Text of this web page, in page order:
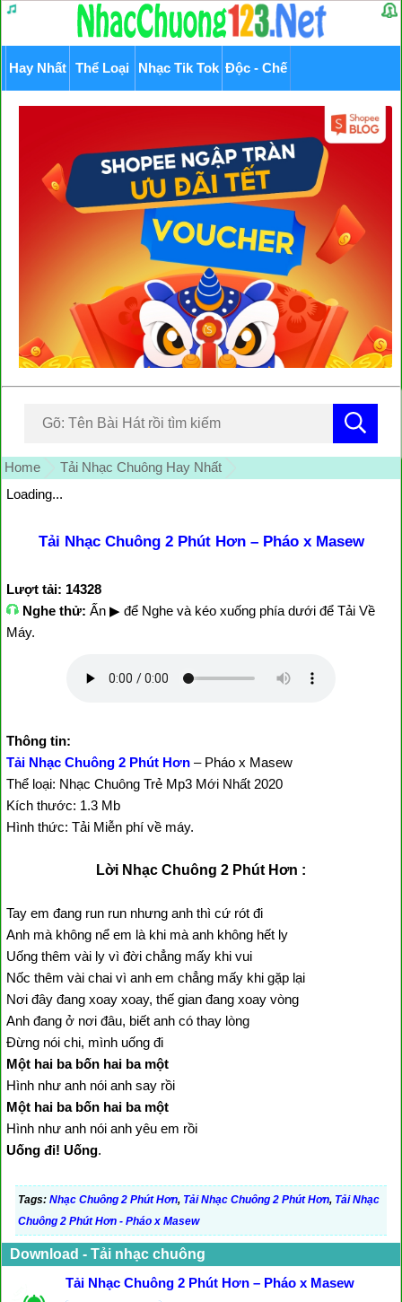
Hay Nhất Thể Loại Nhạc Tik Tok Độc - Chế
Home
Tải Nhạc Chuông Hay Nhất
Loading...
Tải Nhạc Chuông 2 Phút Hơn – Pháo x Masew
Lượt tải: 14328
Nghe thử: Ấn ▶ để Nghe và kéo xuống phía dưới để Tải Về
Máy.
Thông tin:
Tải Nhạc Chuông 2 Phút Hơn – Pháo x Masew
Thể loại: Nhạc Chuông Trẻ Mp3 Mới Nhất 2020
Kích thước: 1.3 Mb
Hình thức: Tải Miễn phí về máy.
Lời Nhạc Chuông 2 Phút Hơn :
Tay em đang run run nhưng anh thì cứ rót đi
Anh mà không nể em là khi mà anh không hết ly
Uống thêm vài ly vì đời chẳng mấy khi vui
Nốc thêm vài chai vì anh em chẳng mấy khi gặp lại
Nơi đây đang xoay xoay, thế gian đang xoay vòng
Anh đang ở nơi đâu, biết anh có thay lòng
Đừng nói chi, mình uống đi
Một hai ba bốn hai ba một
Hình như anh nói anh say rồi
Một hai ba bốn hai ba một
Hình như anh nói anh yêu em rồi
Uống đi! Uống.
Tags: Nhạc Chuông 2 Phút Hơn, Tải Nhạc Chuông 2 Phút Hơn, Tải Nhạc
Chuông 2 Phút Hơn - Pháo x Masew
Download - Tải nhạc chuông
Tải Nhạc Chuông 2 Phút Hơn – Pháo x Masew